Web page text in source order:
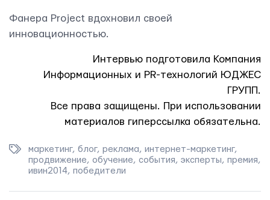
Фанера Project вдохновил своей
инновационностью.
Интервью подготовила Компания
Информационных и PR-технологий ЮДЖЕС
ГРУПП.
Все права защищены. При использовании
материалов гиперссылка обязательна.
маркетинг, блог, реклама , интернет-маркетинг,
продвижение , обучение , события , эксперты , премия ,
ивин2014, победители